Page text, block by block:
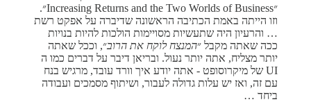
״Increasing Returns and the Two Worlds of Business״.
וזו הייתה באמת הכתיבה הראשונה שדיברה על אפקט רשת
… והרעיון היה שתעשיות מסויימות הולכות להיות בנויות
ככה שאתה מקבל ״המנצח לוקח את הרוב״, וככל שאתה
יותר מצליח, אתה יותר נעול. ובריאן דיבר על דברים כמו ה
UI של מיקרוסופט - אתה יודע איך וורד עובד, מרגיש בנח
עם זה, ואז יש עלות גדולה לעבור, ושיתוף מסמכים ועבודה
ביחד …